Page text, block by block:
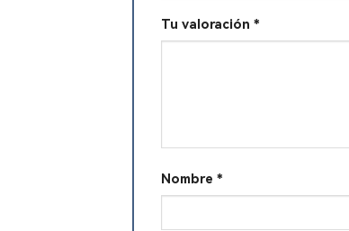
Tu valoración *
Nombre *